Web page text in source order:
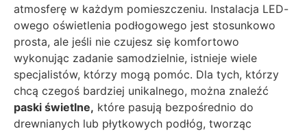
atmosferę w każdym pomieszczeniu. Instalacja LED-
owego oświetlenia podłogowego jest stosunkowo
prosta, ale jeśli nie czujesz się komfortowo
wykonując zadanie samodzielnie, istnieje wiele
specjalistów, którzy mogą pomóc. Dla tych, którzy
chcą czegoś bardziej unikalnego, można znaleźć
paski świetlne, które pasują bezpośrednio do
drewnianych lub płytkowych podłóg, tworząc